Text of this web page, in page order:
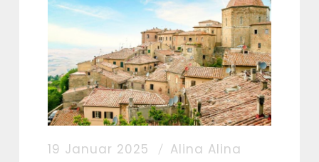
19 Januar 2025
Alina Alina